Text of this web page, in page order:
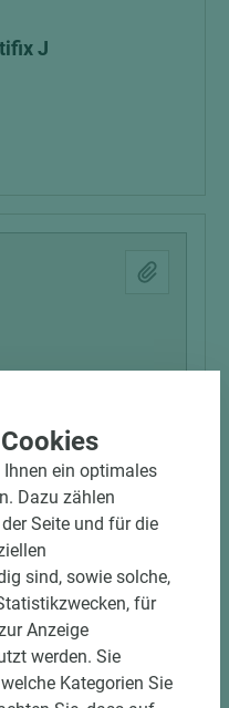
J
3 weitere Varianten
J
Ihnen ein optimales
Dazu zählen
Seite und für die
sind, sowie solche,
für
Anzeige
werden. Sie
Kategorien Sie